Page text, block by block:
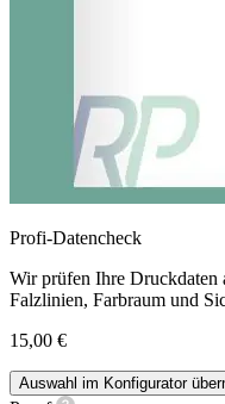
Profi-Datencheck
Wir prüfen Ihre Druckdaten
Falzlinien, Farbraum und
15,00 €
Auswahl im Konfigurator